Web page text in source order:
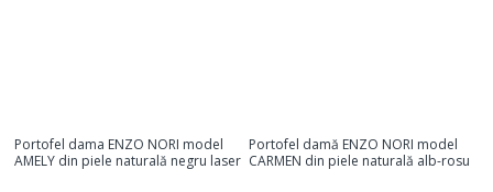
Portofel dama ENZO NORI model
AMELY din piele naturală negru laser
Portofel damă ENZO NORI model
CARMEN din piele naturală alb-rosu